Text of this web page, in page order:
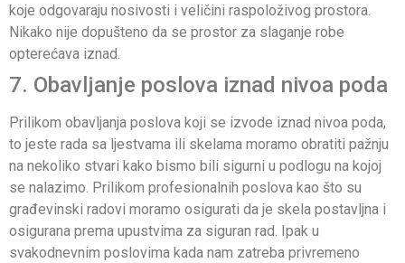
koje odgovaraju nosivosti i veličini raspoloživog prostora.
Nikako nije dopušteno da se prostor za slaganje robe
opterećava iznad.
7. Obavljanje poslova iznad nivoa poda
Prilikom obavljanja poslova koji se izvode iznad nivoa poda,
to jeste rada sa ljestvama ili skelama moramo obratiti pažnju
na nekoliko stvari kako bismo bili sigurni u podlogu na kojoj
se nalazimo. Prilikom profesionalnih poslova kao što su
građevinski radovi moramo osigurati da je skela postavljna i
osigurana prema upustvima za siguran rad. Ipak u
svakodnevnim poslovima kada nam zatreba privremeno